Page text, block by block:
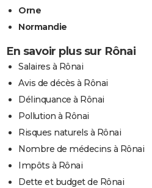
Orne
Normandie
En savoir plus sur Rônai
Salaires à Rônai
Avis de décès à Rônai
Délinquance à Rônai
Pollution à Rônai
Risques naturels à Rônai
Nombre de médecins à Rônai
Impôts à Rônai
Dette et budget de Rônai